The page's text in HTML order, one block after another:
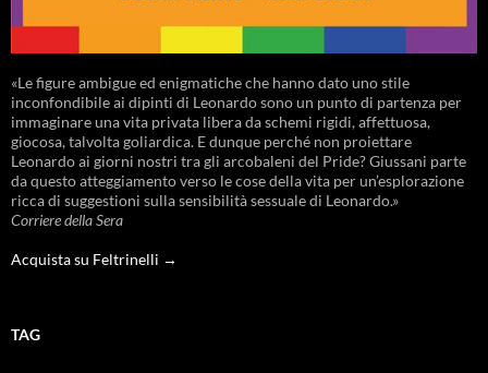
«Le figure ambigue ed enigmatiche che hanno dato uno stile
inconfondibile ai dipinti di Leonardo sono un punto di partenza per
immaginare una vita privata libera da schemi rigidi, affettuosa,
giocosa, talvolta goliardica. E dunque perché non proiettare
Leonardo ai giorni nostri tra gli arcobaleni del Pride? Giussani parte
da questo atteggiamento verso le cose della vita per un’esplorazione
ricca di suggestioni sulla sensibilità sessuale di Leonardo.»
Corriere della Sera
Acquista su Feltrinelli →
TAG